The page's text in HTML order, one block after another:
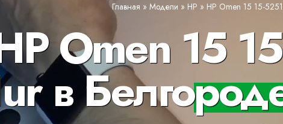
Главная » Модели » HP » HP Omen 15 15-
Omen 15
в